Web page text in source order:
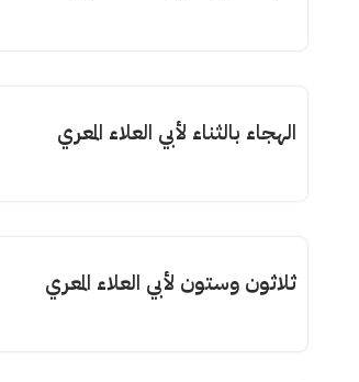
الهجاء بالثناء لأبي العلاء المعري
ثلاثون وستون لأبي العلاء المعري